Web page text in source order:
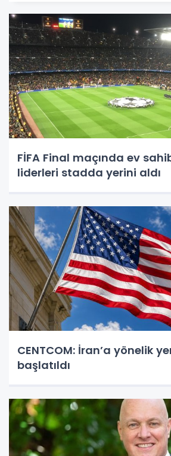
FİFA Final maçında ev
liderleri stadda yerini aldı
CENTCOM: İran’a yönelik
başlatıldı